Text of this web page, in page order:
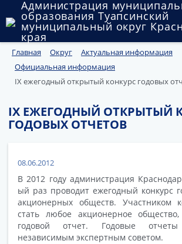
Администрация
образования Туапсинский
муниципальный округ
края
Округ
Администрация
Муниципальные закупки
Государственный и муниципальный
Муниципальное имущество
Публичные слушания и
Документы
Главная Округ
Актуальная информация
Официальная информация
IX ежегодный открытый конкурс годовых
IX ЕЖЕГОДНЫЙ ОТКРЫТЫЙ
ГОДОВЫХ ОТЧЕТОВ
08.06.2012
В 2012 году администрация
ый раз проводит ежегодный конкурс
акционерных обществ. Участником
стать любое акционерное
годовой отчет. Годовые отчеты
независимым экспертным советом.